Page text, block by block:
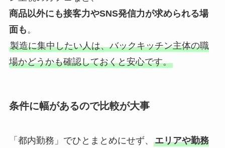
商品以外にも接客力やSNS発信力が求められる場
面も 。
製造に集中したい人は、バックキッチン主体の職
場かどうかも確認しておくと安心です。
条件に幅があるので比較が大事
「都内勤務」でひとまとめにせず、 エリアや勤務